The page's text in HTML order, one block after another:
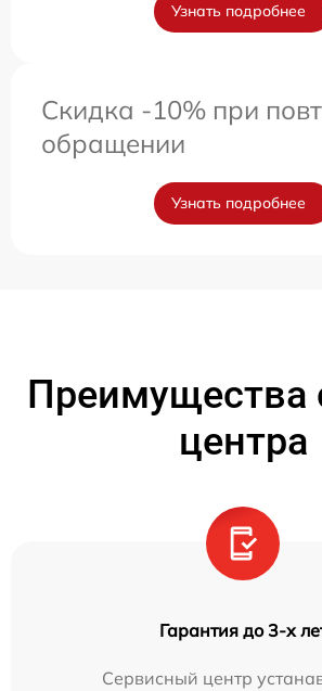
Узнать подробнее
Скидка -10% при
обращении
Узнать подробнее
Преимущества
центра
Гарантия до 3-х
Сервисный центр